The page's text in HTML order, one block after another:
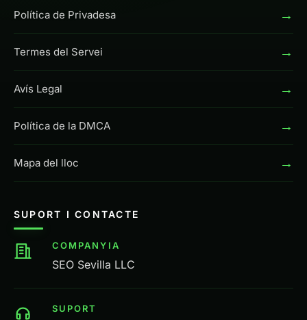
Política de Privadesa →
Termes del Servei →
Avís Legal →
Política de la DMCA →
Mapa del lloc →
SUPORT I CONTACTE
COMPANYIA
SEO Sevilla LLC
SUPORT